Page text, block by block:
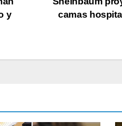
camas
y